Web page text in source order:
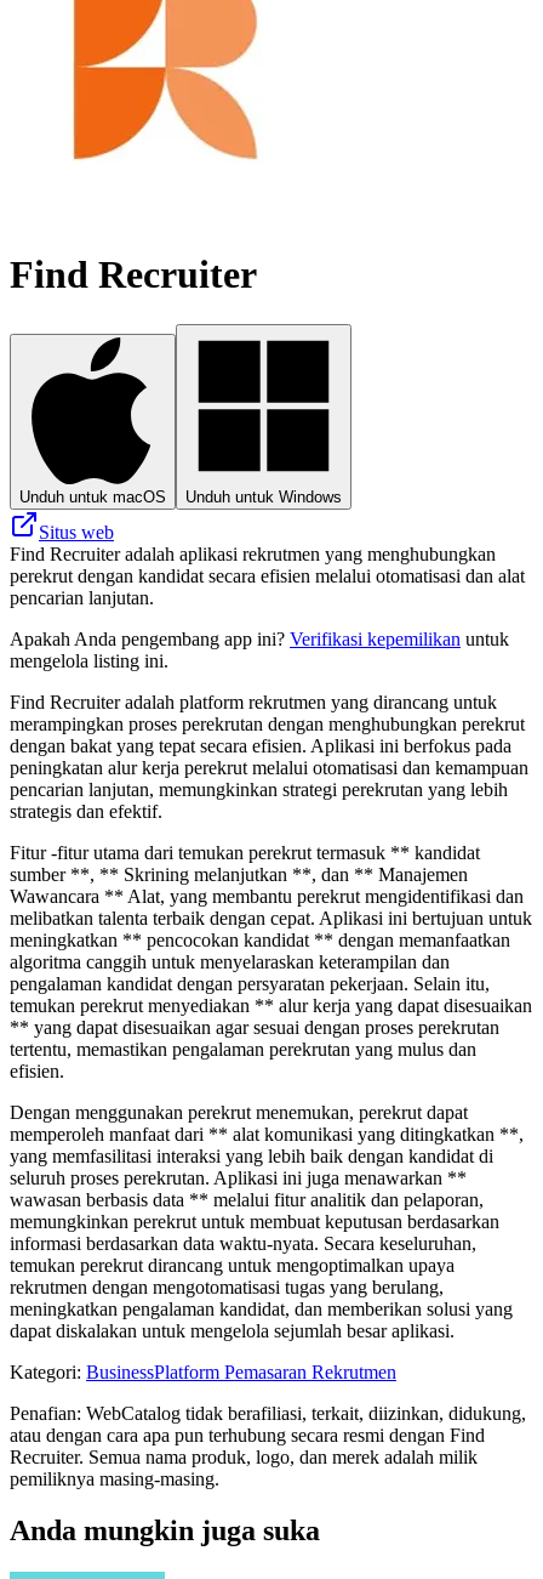
Find Recruiter
Unduh untuk macOS Unduh untuk Windows
Situs web
Find Recruiter adalah aplikasi rekrutmen yang menghubungkan
perekrut dengan kandidat secara efisien melalui otomatisasi dan alat
pencarian lanjutan.
Apakah Anda pengembang app ini? Verifikasi kepemilikan untuk
mengelola listing ini.
Find Recruiter adalah platform rekrutmen yang dirancang untuk
merampingkan proses perekrutan dengan menghubungkan perekrut
dengan bakat yang tepat secara efisien. Aplikasi ini berfokus pada
peningkatan alur kerja perekrut melalui otomatisasi dan kemampuan
pencarian lanjutan, memungkinkan strategi perekrutan yang lebih
strategis dan efektif.
Fitur -fitur utama dari temukan perekrut termasuk ** kandidat
sumber **, ** Skrining melanjutkan **, dan ** Manajemen
Wawancara ** Alat, yang membantu perekrut mengidentifikasi dan
melibatkan talenta terbaik dengan cepat. Aplikasi ini bertujuan untuk
meningkatkan ** pencocokan kandidat ** dengan memanfaatkan
algoritma canggih untuk menyelaraskan keterampilan dan
pengalaman kandidat dengan persyaratan pekerjaan. Selain itu,
temukan perekrut menyediakan ** alur kerja yang dapat disesuaikan
** yang dapat disesuaikan agar sesuai dengan proses perekrutan
tertentu, memastikan pengalaman perekrutan yang mulus dan
efisien.
Dengan menggunakan perekrut menemukan, perekrut dapat
memperoleh manfaat dari ** alat komunikasi yang ditingkatkan **,
yang memfasilitasi interaksi yang lebih baik dengan kandidat di
seluruh proses perekrutan. Aplikasi ini juga menawarkan **
wawasan berbasis data ** melalui fitur analitik dan pelaporan,
memungkinkan perekrut untuk membuat keputusan berdasarkan
informasi berdasarkan data waktu-nyata. Secara keseluruhan,
temukan perekrut dirancang untuk mengoptimalkan upaya
rekrutmen dengan mengotomatisasi tugas yang berulang,
meningkatkan pengalaman kandidat, dan memberikan solusi yang
dapat diskalakan untuk mengelola sejumlah besar aplikasi.
Kategori: BusinessPlatform Pemasaran Rekrutmen
Penafian: WebCatalog tidak berafiliasi, terkait, diizinkan, didukung,
atau dengan cara apa pun terhubung secara resmi dengan Find
Recruiter. Semua nama produk, logo, dan merek adalah milik
pemiliknya masing-masing.
Anda mungkin juga suka